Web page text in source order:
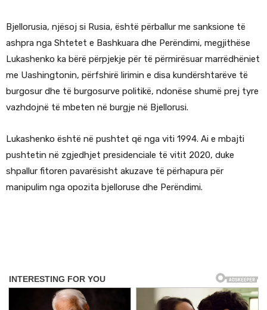
Bjellorusia, njësoj si Rusia, është përballur me sanksione të
ashpra nga Shtetet e Bashkuara dhe Perëndimi, megjithëse
Lukashenko ka bërë përpjekje për të përmirësuar marrëdhëniet
me Uashingtonin, përfshirë lirimin e disa kundërshtarëve të
burgosur dhe të burgosurve politikë, ndonëse shumë prej tyre
vazhdojnë të mbeten në burgje në Bjellorusi.
Lukashenko është në pushtet që nga viti 1994. Ai e mbajti
pushtetin në zgjedhjet presidenciale të vitit 2020, duke
shpallur fitoren pavarësisht akuzave të përhapura për
manipulim nga opozita bjelloruse dhe Perëndimi.